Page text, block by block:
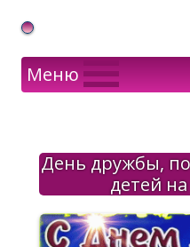
Gif Открытки в подарок
Меню
День дружбы,
детей